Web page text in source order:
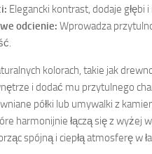
Elegancki kontrast, dodaje głębi
odcienie: Wprowadza
kolorach, takie jak
i dodać mu przytulnego
półki lub umywalki z
harmonijnie łączą się z wyżej
spójną i ciepłą atmosferę w